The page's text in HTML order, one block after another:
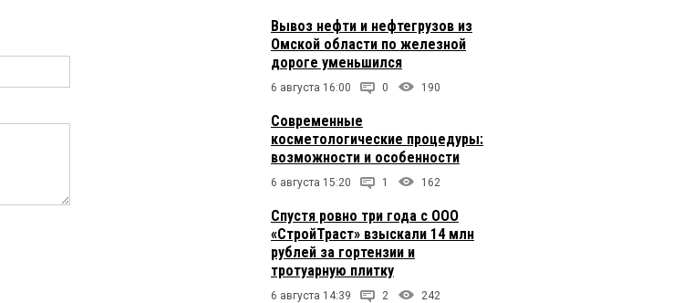
Вывоз нефти и нефтегрузов из
Омской области по железной
дороге уменьшился
6 августа 16:00 0 190
Современные
косметологические процедуры:
возможности и особенности
6 августа 15:20 1 162
Спустя ровно три года с ООО
«СтройТраст» взыскали 14 млн
рублей за гортензии и
тротуарную плитку
6 августа 14:39 2 242